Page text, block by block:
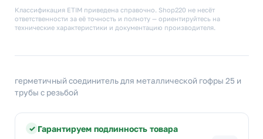
Классификация ETIM приведена справочно. Shop220 не несёт
ответственности за её точность и полноту — ориентируйтесь на
технические характеристики и документацию производителя.
герметичный соединитель для металлической гофры 25 и
трубы с резьбой
Гарантируем подлинность товара